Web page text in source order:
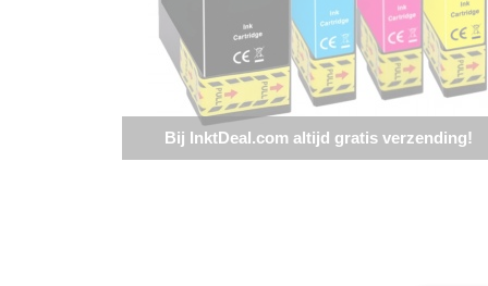
Bij InktDeal.com altijd gratis verzending!